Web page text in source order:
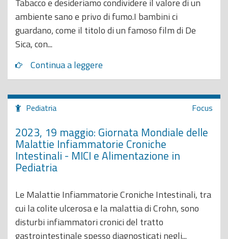
Tabacco e desideriamo condividere il valore di un
ambiente sano e privo di fumo.I bambini ci
guardano, come il titolo di un famoso film di De
Sica, con...
Continua a leggere
Pediatria Focus
2023, 19 maggio: Giornata Mondiale delle
Malattie Infiammatorie Croniche
Intestinali - MICI e Alimentazione in
Pediatria
Le Malattie Infiammatorie Croniche Intestinali, tra
cui la colite ulcerosa e la malattia di Crohn, sono
disturbi infiammatori cronici del tratto
gastrointestinale spesso diagnosticati negli...